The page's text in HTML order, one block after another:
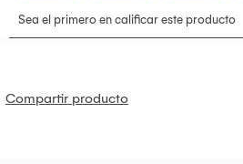
puerto 3.5 mm
• Material: Plástico ABS resistente
Compartir producto